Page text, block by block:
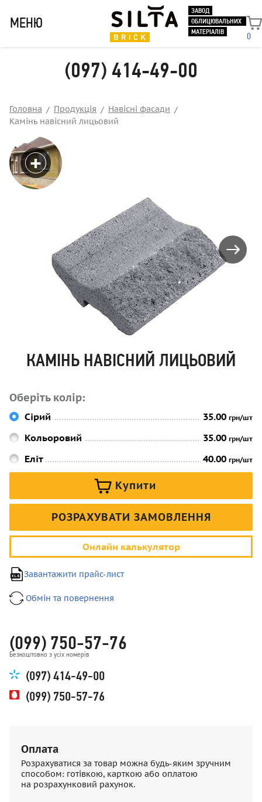
МЕНЮ
ЗАВОД
ОБЛИЦЮВАЛЬНИХ
МАТЕРІАЛІВ
0
(097) 414-49-00
Головна Продукція
Навісні фасади
Камінь навісний лицьовий
КАМІНЬ НАВІСНИЙ ЛИЦЬОВИЙ
Оберіть колір:
Сірий 35.00 грн/шт
Кольоровий 35.00 грн/шт
Еліт 40.00 грн/шт
Купити
РОЗРАХУВАТИ ЗАМОВЛЕННЯ
Онлайн калькулятор
Завантажити прайс-лист
Обмін та повернення
(099) 750-57-76
Безкоштовно з усіх номерів
(097) 414-49-00
(099) 750-57-76
Оплата
Розрахуватися за товар можна будь-яким зручним
способом: готівкою, карткою або оплатою
на розрахунковий рахунок.